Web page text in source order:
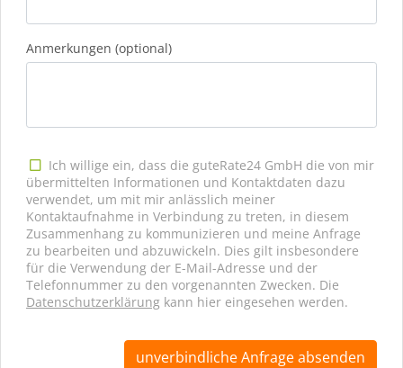
Anmerkungen (optional)
Ich willige ein, dass die guteRate24 GmbH die von mir
übermittelten Informationen und Kontaktdaten dazu
verwendet, um mit mir anlässlich meiner
Kontaktaufnahme in Verbindung zu treten, in diesem
Zusammenhang zu kommunizieren und meine Anfrage
zu bearbeiten und abzuwickeln. Dies gilt insbesondere
für die Verwendung der E-Mail-Adresse und der
Telefonnummer zu den vorgenannten Zwecken. Die
Datenschutzerklärung kann hier eingesehen werden.
unverbindliche Anfrage absenden